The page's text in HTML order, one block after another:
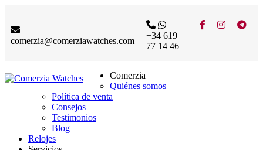
comerzia@comerziawatches.com
+34 619
77 14 46
Comerzia
Quiénes somos
Política de venta
Consejos
Testimonios
Blog
Relojes